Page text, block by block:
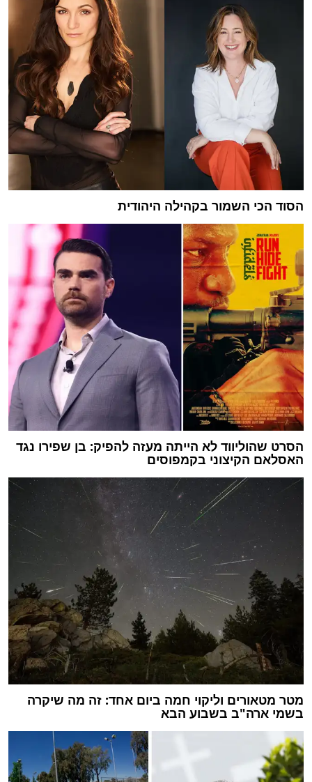
הסוד הכי השמור בקהילה היהודית
הסרט שהוליווד לא הייתה מעזה להפיק: בן שפירו נגד
האסלאם הקיצוני בקמפוסים
מטר מטאורים וליקוי חמה ביום אחד: זה מה שיקרה
בשמי ארה"ב בשבוע הבא